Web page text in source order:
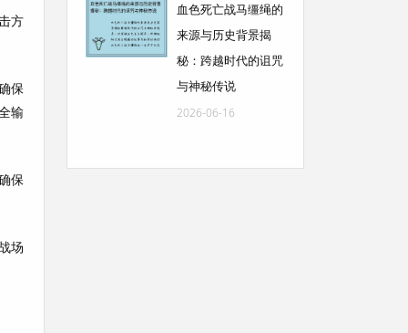
方
保
输
保
场
血色死亡战马缰绳的
来源与历史背景揭
秘：跨越时代的诅咒
与神秘传说
2026-06-16